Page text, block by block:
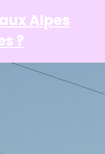
Alpes
?